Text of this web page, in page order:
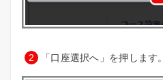
2 「口座選択へ」を押します。